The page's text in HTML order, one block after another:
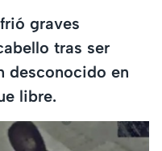
graves
tras ser
desconocido en
libre.